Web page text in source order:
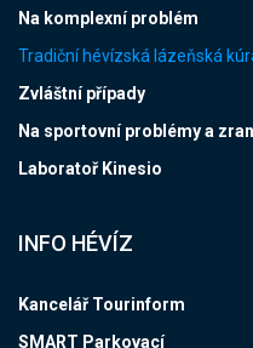
Na komplexní problém
Tradiční hévízská lázeňská
Zvláštní případy
Na sportovní problémy a
Laboratoř Kinesio
INFO HÉVÍZ
Kancelář Tourinform
SMART Parkovací